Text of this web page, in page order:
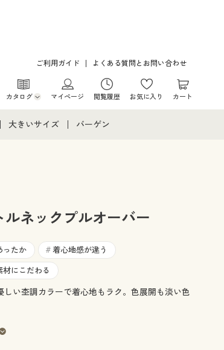
ご利用ガイド よくある質問とお問い合わせ
カタログ
ラシからのご注文
マイページ 閲覧履歴 お気に入り カート
ズ下着
大きいサイズ
大きいサイズ レディース下着
大きいサイズ メンズ
大きいサイズ 事務・制服
バーゲン
ネックプルオーバー
ったか # 着心地感が違う
材にこだわる
い杢調カラーで着心地もラク。色展開も淡い色